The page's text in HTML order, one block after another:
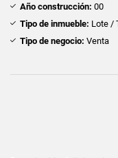
Año construcción: 00
Tipo de inmueble: Lote /
Tipo de negocio: Venta